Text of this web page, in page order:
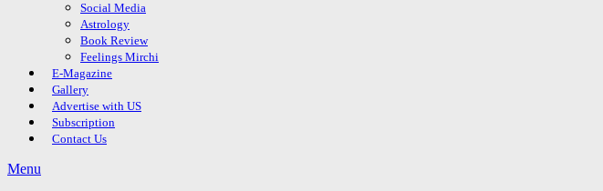
Social Media
Astrology
Book Review
Feelings Mirchi
E-Magazine
Gallery
Advertise with US
Subscription
Contact Us
Menu